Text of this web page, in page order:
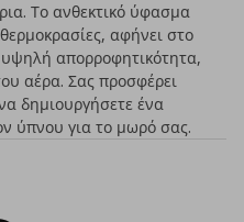
Το ανθεκτικό ύφασμα
αφήνει στο
απορροφητικότητα,
αέρα. Σας προσφέρει
δημιουργήσετε ένα
ύπνου για το μωρό σας.